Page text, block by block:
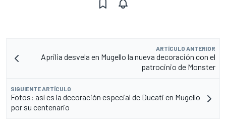
ARTÍCULO ANTERIOR
Aprilia desvela en Mugello la nueva decoración con el
patrocinio de Monster
SIGUIENTE ARTÍCULO
Fotos: así es la decoración especial de Ducati en Mugello
por su centenario